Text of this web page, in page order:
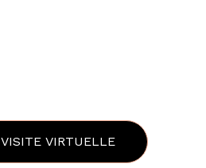
VISITE VIRTUELLE